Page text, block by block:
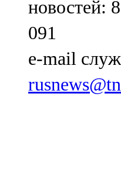
новостей:
091
e-mail